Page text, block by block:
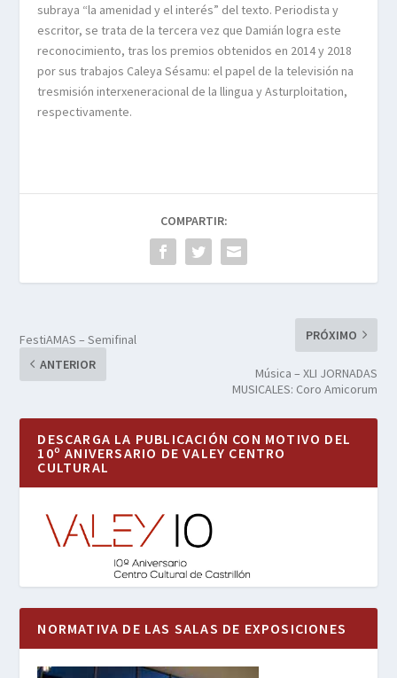
subraya “la amenidad y el interés” del texto. Periodista y
escritor, se trata de la tercera vez que Damián logra este
reconocimiento, tras los premios obtenidos en 2014 y 2018
por sus trabajos Caleya Sésamu: el papel de la televisión na
tresmisión interxeneracional de la llingua y Asturploitation,
respectivamente.
COMPARTIR:
FestiAMAS – Semifinal
ANTERIOR
PRÓXIMO
Música – XLI JORNADAS
MUSICALES: Coro Amicorum
DESCARGA LA PUBLICACIÓN CON MOTIVO DEL
10º ANIVERSARIO DE VALEY CENTRO
CULTURAL
NORMATIVA DE LAS SALAS DE EXPOSICIONES